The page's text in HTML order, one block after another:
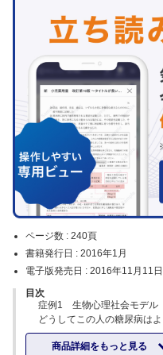
ページ数 : 240頁
書籍発行日 : 2016年1月
電子版発売日 : 2016年11月11日
目次
症例1 生物心理社会モデル
どうしてこの人の糖尿病は
症例2 家族志向のケア
この難しい長女さんとどう
商品詳細をもっと見る